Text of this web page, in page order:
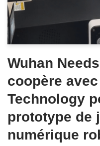
Wuhan
coopère
Technology
prototype de
numérique